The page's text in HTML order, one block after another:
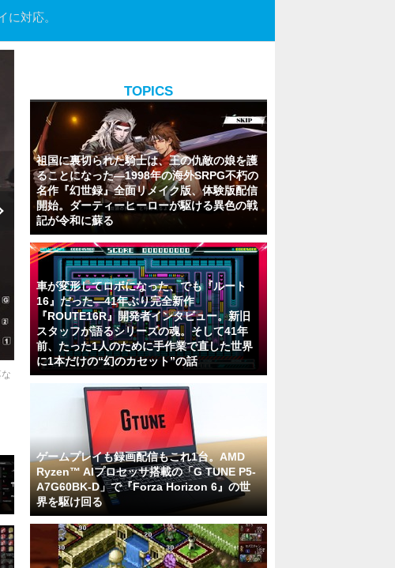
対応。
TOPICS
祖国に裏切られた騎士は、王の仇敵の娘を護
ることになった―1998年の海外SRPG不朽の
名作『幻世録』全面リメイク版、体験版配信
開始。ダーティーヒーローが駆ける異色の戦
記が令和に蘇る
車が変形してロボになった、でも『ルート
16』だった―41年ぶり完全新作
『ROUTE16R』開発者インタビュー。新旧
スタッフが語るシリーズの魂。そして41年
前、たった1人のために手作業で直した世界
に1本だけの“幻のカセット”の話
ゲームプレイも録画配信もこれ1台。AMD
Ryzen™ AIプロセッサ搭載の「G TUNE P5-
A7G60BK-D」で『Forza Horizon 6』の世
界を駆け回る